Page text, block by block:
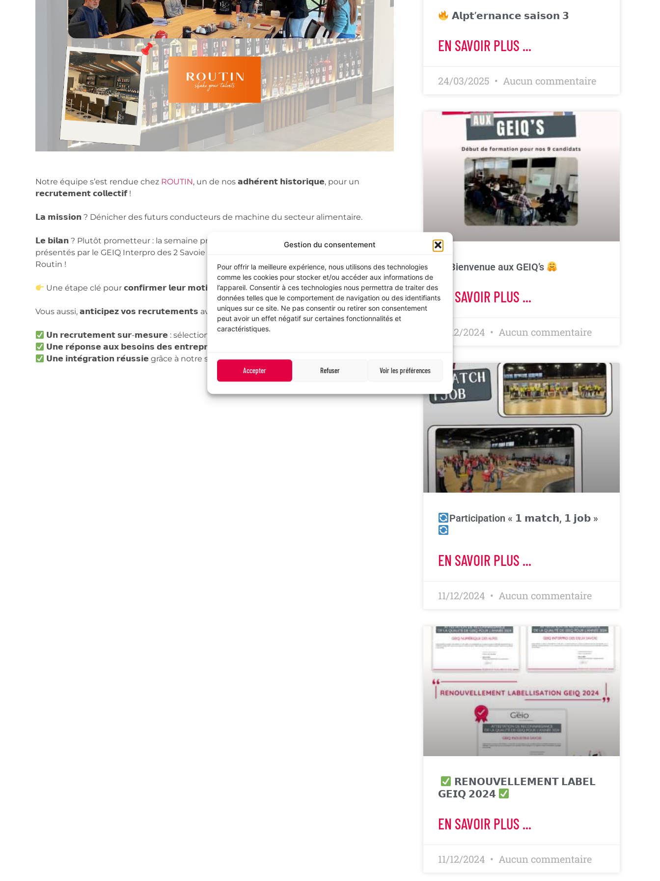
Gestion du consentement
Pour offrir la meilleure expérience, nous utilisons des technologies
comme les cookies pour stocker et/ou accéder aux informations de
l’appareil. Consentir à ces technologies nous permettra de traiter des
données telles que le comportement de navigation ou des identifiants
uniques sur ce site. Ne pas consentir ou retirer son consentement
peut avoir un effet négatif sur certaines fonctionnalités et
caractéristiques.
Accepter Refuser Voir les préférences
Notre équipe s’est rendue chez ROUTIN, un de nos 𝗮𝗱𝗵𝗲́𝗿𝗲𝗻𝘁 𝗵𝗶𝘀𝘁𝗼𝗿𝗶𝗾𝘂𝗲, pour un
𝗿𝗲𝗰𝗿𝘂𝘁𝗲𝗺𝗲𝗻𝘁 𝗰𝗼𝗹𝗹𝗲𝗰𝘁𝗶𝗳 !
𝗟𝗮 𝗺𝗶𝘀𝘀𝗶𝗼𝗻 ? Dénicher des futurs conducteurs de machine du secteur alimentaire.
𝗟𝗲 𝗯𝗶𝗹𝗮𝗻 ? Plutôt prometteur : la semaine prochaine, les 3 candidats sélectionnés et
présentés par le GEIQ Interpro des 2 Savoie partent pour une immersion au sein des locaux
Routin !
Une étape clé pour 𝗰𝗼𝗻𝗳𝗶𝗿𝗺𝗲𝗿 𝗹𝗲𝘂𝗿 𝗺𝗼𝘁𝗶𝘃𝗮𝘁𝗶𝗼𝗻 𝗲𝘁 𝗹𝗲𝘂𝗿 𝗮𝗱𝗲́𝗾𝘂𝗮𝘁𝗶𝗼𝗻 𝗮𝘃𝗲𝗰 𝗹𝗲 𝗽𝗼𝘀𝘁𝗲.
Vous aussi, 𝗮𝗻𝘁𝗶𝗰𝗶𝗽𝗲𝘇 𝘃𝗼𝘀 𝗿𝗲𝗰𝗿𝘂𝘁𝗲𝗺𝗲𝗻𝘁𝘀 avec le GEIQ Interpro des 2 Savoie !
𝗨𝗻 𝗿𝗲𝗰𝗿𝘂𝘁𝗲𝗺𝗲𝗻𝘁 𝘀𝘂𝗿-𝗺𝗲𝘀𝘂𝗿𝗲 : sélection, formation et accompagnement
𝗨𝗻𝗲 𝗿𝗲́𝗽𝗼𝗻𝘀𝗲 𝗮𝘂𝘅 𝗯𝗲𝘀𝗼𝗶𝗻𝘀 𝗱𝗲𝘀 𝗲𝗻𝘁𝗿𝗲𝗽𝗿𝗶𝘀𝗲𝘀 avec des salariés formés et engagés
𝗨𝗻𝗲 𝗶𝗻𝘁𝗲́𝗴𝗿𝗮𝘁𝗶𝗼𝗻 𝗿𝗲́𝘂𝘀𝘀𝗶𝗲 grâce à notre suivi socio-professionnel
𝗔𝗹𝗽𝘁’𝗲𝗿𝗻𝗮𝗻𝗰𝗲 𝘀𝗮𝗶𝘀𝗼𝗻 𝟯
EN SAVOIR PLUS ...
24/03/2025 Aucun commentaire
Bienvenue aux GEIQ’s
EN SAVOIR PLUS ...
11/12/2024 Aucun commentaire
Participation « 𝟭 𝗺𝗮𝘁𝗰𝗵, 𝟭 𝗷𝗼𝗯 »
EN SAVOIR PLUS ...
11/12/2024 Aucun commentaire
𝗥𝗘𝗡𝗢𝗨𝗩𝗘𝗟𝗟𝗘𝗠𝗘𝗡𝗧 𝗟𝗔𝗕𝗘𝗟
𝗚𝗘𝗜𝗤 𝟮𝟬𝟮𝟰
EN SAVOIR PLUS ...
11/12/2024 Aucun commentaire